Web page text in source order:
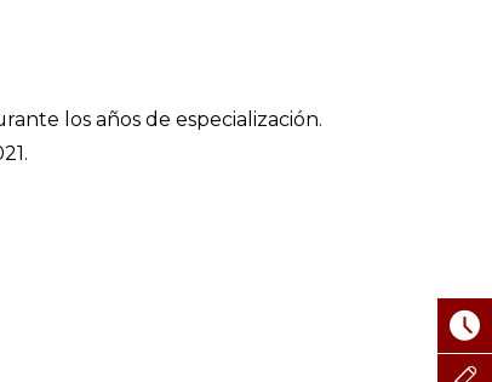
los años de especialización.